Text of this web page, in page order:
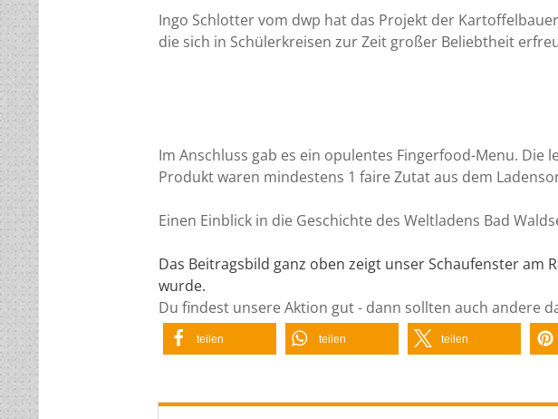
Ingo Schlotter vom dwp hat das Projekt der
die sich in Schülerkreisen zur Zeit großer Beliebtheit
Im Anschluss gab es ein opulentes Fingerfood-Menu.
Produkt waren mindestens 1 faire Zutat aus dem
Einen Einblick in die Geschichte des Weltladens Bad
Das Beitragsbild ganz oben zeigt unser Schaufenster
wurde.
Du findest unsere Aktion gut - dann sollten auch andere
teilen teilen teilen